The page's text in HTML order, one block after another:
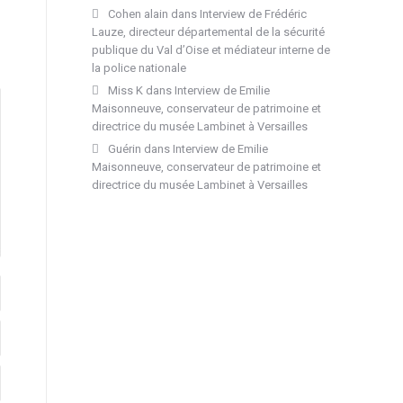
Cohen alain dans Interview de Frédéric
Lauze, directeur départemental de la sécurité
publique du Val d’Oise et médiateur interne de
la police nationale
Miss K dans Interview de Emilie
Maisonneuve, conservateur de patrimoine et
directrice du musée Lambinet à Versailles
Guérin dans Interview de Emilie
Maisonneuve, conservateur de patrimoine et
directrice du musée Lambinet à Versailles